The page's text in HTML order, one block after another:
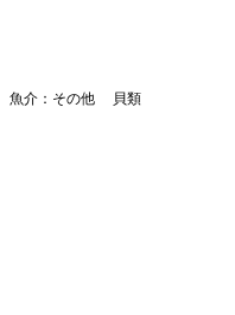
魚介：その他 貝類